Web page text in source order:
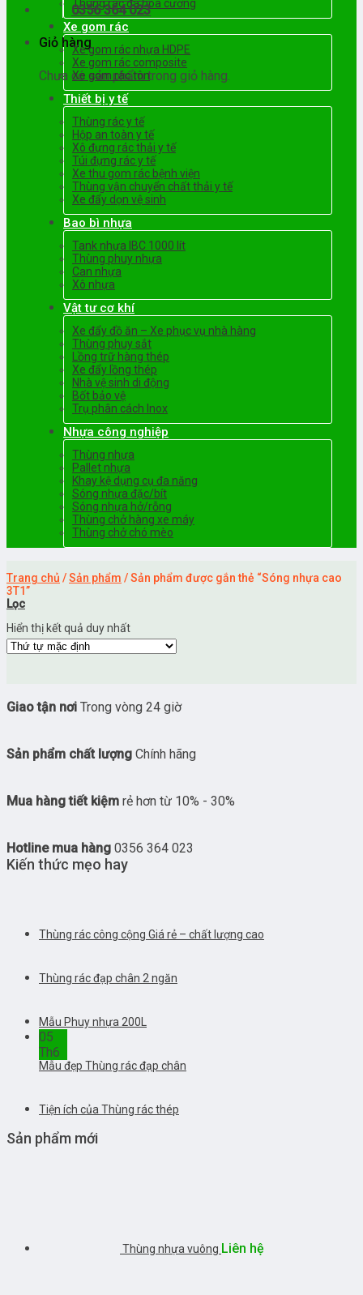
0356 364 023
Giỏ hàng
Chưa có sản phẩm trong giỏ hàng.
Thùng rác đá hoa cương
Xe gom rác
Xe gom rác nhựa HDPE
Xe gom rác composite
Xe gom rác tôn
Thiết bị y tế
Thùng rác y tế
Hộp an toàn y tế
Xô đựng rác thải y tế
Túi đựng rác y tế
Xe thu gom rác bệnh viện
Thùng vận chuyển chất thải y tế
Xe đẩy dọn vệ sinh
Bao bì nhựa
Tank nhựa IBC 1000 lít
Thùng phuy nhựa
Can nhựa
Xô nhựa
Vật tư cơ khí
Xe đẩy đồ ăn – Xe phục vụ nhà hàng
Thùng phuy sắt
Lồng trữ hàng thép
Xe đẩy lồng thép
Nhà vệ sinh di động
Bốt bảo vệ
Trụ phân cách Inox
Nhựa công nghiệp
Thùng nhựa
Pallet nhựa
Khay kệ dụng cụ đa năng
Sóng nhựa đặc/bít
Sóng nhựa hở/rỗng
Thùng chở hàng xe máy
Thùng chở chó mèo
Trang chủ /Sản phẩm /Sản phẩm được gắn thẻ “Sóng nhựa cao
3T1”
Lọc
Hiển thị kết quả duy nhất
Giao tận nơi Trong vòng 24 giờ
Sản phẩm chất lượng Chính hãng
Mua hàng tiết kiệm rẻ hơn từ 10% - 30%
Hotline mua hàng 0356 364 023
Kiến thức mẹo hay
Thùng rác công cộng Giá rẻ – chất lượng cao
Thùng rác đạp chân 2 ngăn
Mẫu Phuy nhựa 200L
05
Th6
Mẫu đẹp Thùng rác đạp chân
Tiện ích của Thùng rác thép
Sản phẩm mới
Thùng nhựa vuông Liên hệ